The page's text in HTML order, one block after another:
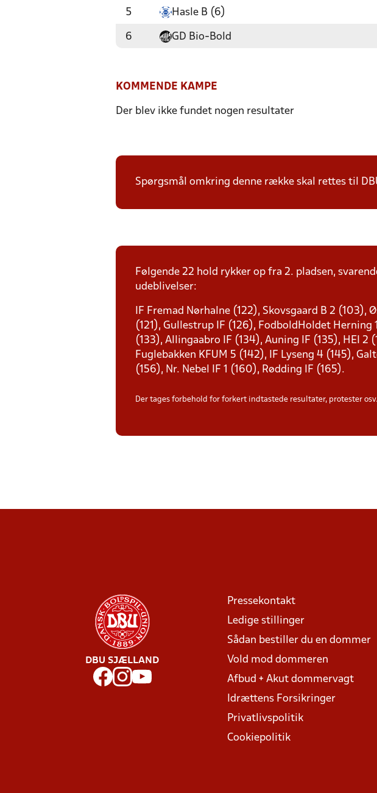
5 Hasle B (6)
6 GD Bio-Bold
KOMMENDE KAMPE
Der blev ikke fundet nogen resultater
Spørgsmål omkring denne række skal rettes til
Følgende 22 hold rykker op fra 2. pladsen,
udeblivelser:
IF Fremad Nørhalne (122), Skovsgaard B 2 (103),
(121), Gullestrup IF (126), FodboldHoldet
(133), Allingaabro IF (134), Auning IF (135), HEI 2
Fuglebakken KFUM 5 (142), IF Lyseng 4 (145),
(156), Nr. Nebel IF 1 (160), Rødding IF (165).
Der tages forbehold for forkert indtastede resultater, protester osv.
DBU SJÆLLAND
Pressekontakt
Ledige stillinger
Sådan bestiller du en dommer
Vold mod dommeren
Afbud + Akut dommervagt
Idrættens Forsikringer
Privatlivspolitik
Cookiepolitik